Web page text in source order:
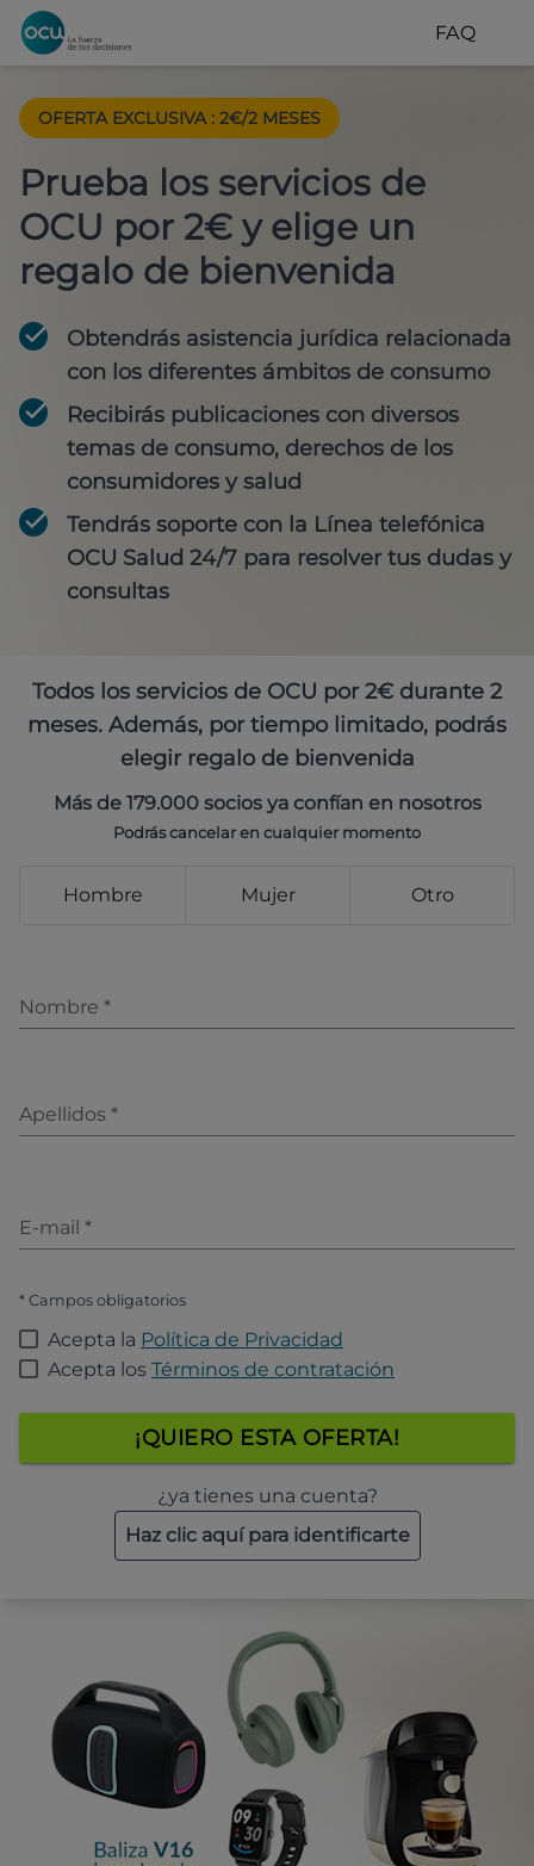
FAQ
OFERTA EXCLUSIVA : 2€/2 MESES
Prueba los servicios de
OCU por 2€ y elige un
regalo de bienvenida
Obtendrás asistencia jurídica relacionada
con los diferentes ámbitos de consumo
Recibirás publicaciones con diversos
temas de consumo, derechos de los
consumidores y salud
Tendrás soporte con la Línea telefónica
OCU Salud 24/7 para resolver tus dudas y
consultas
Todos los servicios de OCU por 2€ durante 2
meses. Además, por tiempo limitado, podrás
elegir regalo de bienvenida
Más de 179.000 socios ya confían en nosotros
Podrás cancelar en cualquier momento
Hombre Mujer Otro
Nombre *
Apellidos *
E-mail *
* Campos obligatorios
Acepta la Política de Privacidad
Acepta los Términos de contratación
¡QUIERO ESTA OFERTA!
¿ya tienes una cuenta?
Haz clic aquí para identificarte